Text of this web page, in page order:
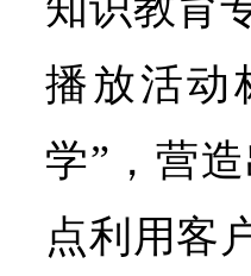
播放活动
学”，营
点利用客